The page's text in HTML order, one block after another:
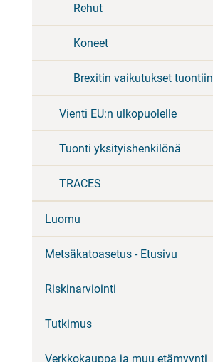
Rehut
Koneet
Brexitin vaikutukset tuontiin
Vienti EU:n ulkopuolelle
Tuonti yksityishenkilönä
TRACES
Luomu
Metsäkatoasetus - Etusivu
Riskinarviointi
Tutkimus
Verkkokauppa ja muu etämyynti